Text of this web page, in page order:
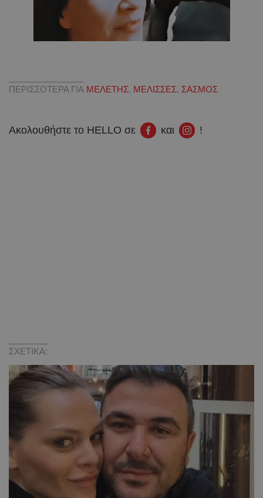
ΠΕΡΙΣΣΟΤΕΡΑ ΓΙΑ ΜΕΛΕΤΗΣ, ΜΕΛΙΣΣΕΣ, ΣΑΣΜΟΣ
Ακολουθήστε το HELLO σε και !
ΣΧΕΤΙΚΑ: